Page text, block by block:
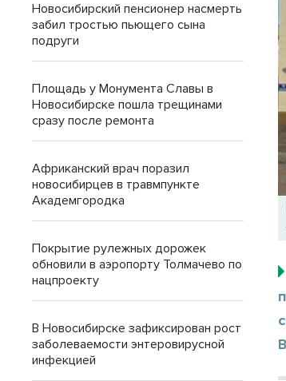
Новосибирский пенсионер насмерть
забил тростью пьющего сына
подруги
Площадь у Монумента Славы в
Новосибирске пошла трещинами
сразу после ремонта
Африканский врач поразил
новосибирцев в травмпункте
Академгородка
Покрытие рулежных дорожек
обновили в аэропорту Толмачево по
нацпроекту
В Новосибирске зафиксирован рост
заболеваемости энтеровирусной
инфекцией